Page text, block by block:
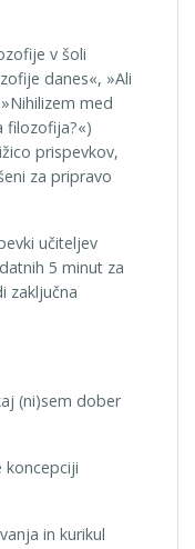
v šoli
danes«, »Ali
med
filozofija?«)
prispevkov,
za pripravo
učiteljev
5 minut za
zaključna
(ni)sem dober
koncepciji
in kurikul